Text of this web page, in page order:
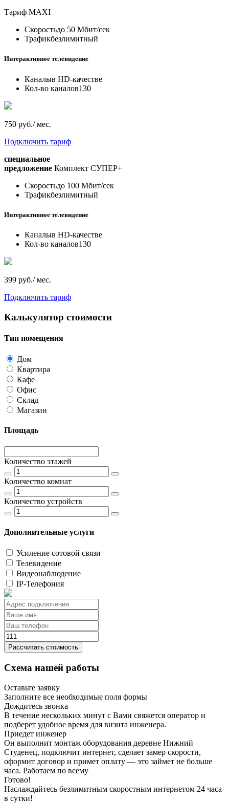
Тариф MAXI
Скоростьдо 50 Мбит/сек
Трафикбезлимитный
Интерактивное телевидение
Каналыв HD-качестве
Кол-во каналов130
750 руб./ мес.
Подключить тариф
специальное
предложение Комплект СУПЕР+
Скоростьдо 100 Мбит/сек
Трафикбезлимитный
Интерактивное телевидение
Каналыв HD-качестве
Кол-во каналов130
399 руб./ мес.
Подключить тариф
Калькулятор стоимости
Тип помещения
Дом
Квартира
Кафе
Офис
Склад
Магазин
Площадь
Количество этажей
Количество комнат
Количество устройств
Дополнительные услуги
Усиление сотовой связи
Телевидение
Видеонаблюдение
IP-Телефония
Рассчитать стоимость
Схема нашей работы
Оставьте заявку
Заполните все необходимые поля формы
Дождитесь звонка
В течение нескольких минут с Вами свяжется оператор и
подберет удобное время для визита инженера.
Приедет инженер
Он выполнит монтаж оборудования деревне Нижний
Студенец, подключит интернет, сделает замер скорости,
оформит договор и примет оплату — это займет не больше
часа. Работаем по всему
Готово!
Наслаждайтесь безлимитным скоростным интернетом 24 часа
в сутки!